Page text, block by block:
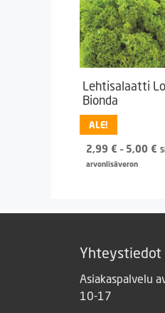
Lehtisalaatti
Bionda
ALE!
2,99 € – 5,00 €
arvonlisäveron
Yhteystiedot
Asiakaspalvelu
10-17